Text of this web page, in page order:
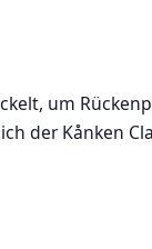
um
der Kånken